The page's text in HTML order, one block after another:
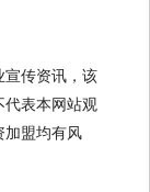
宣传资讯，该
代表本网站观
加盟均有风